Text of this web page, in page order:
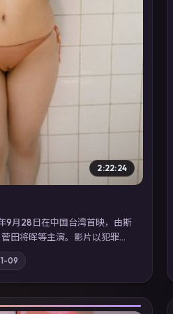
2:22:24
9月28日在中国台湾首映，由斯
田将晖等主演。影片以犯罪为
灰色产业链；摄影与配乐强化
费观看高清电视剧在线看」延
在线追剧体验。
09